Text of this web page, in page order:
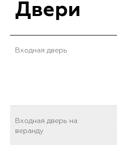
Двери
Входная дверь
Входная дверь на
веранду